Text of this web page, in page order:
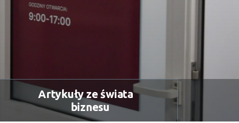
Artykuły ze świata
biznesu